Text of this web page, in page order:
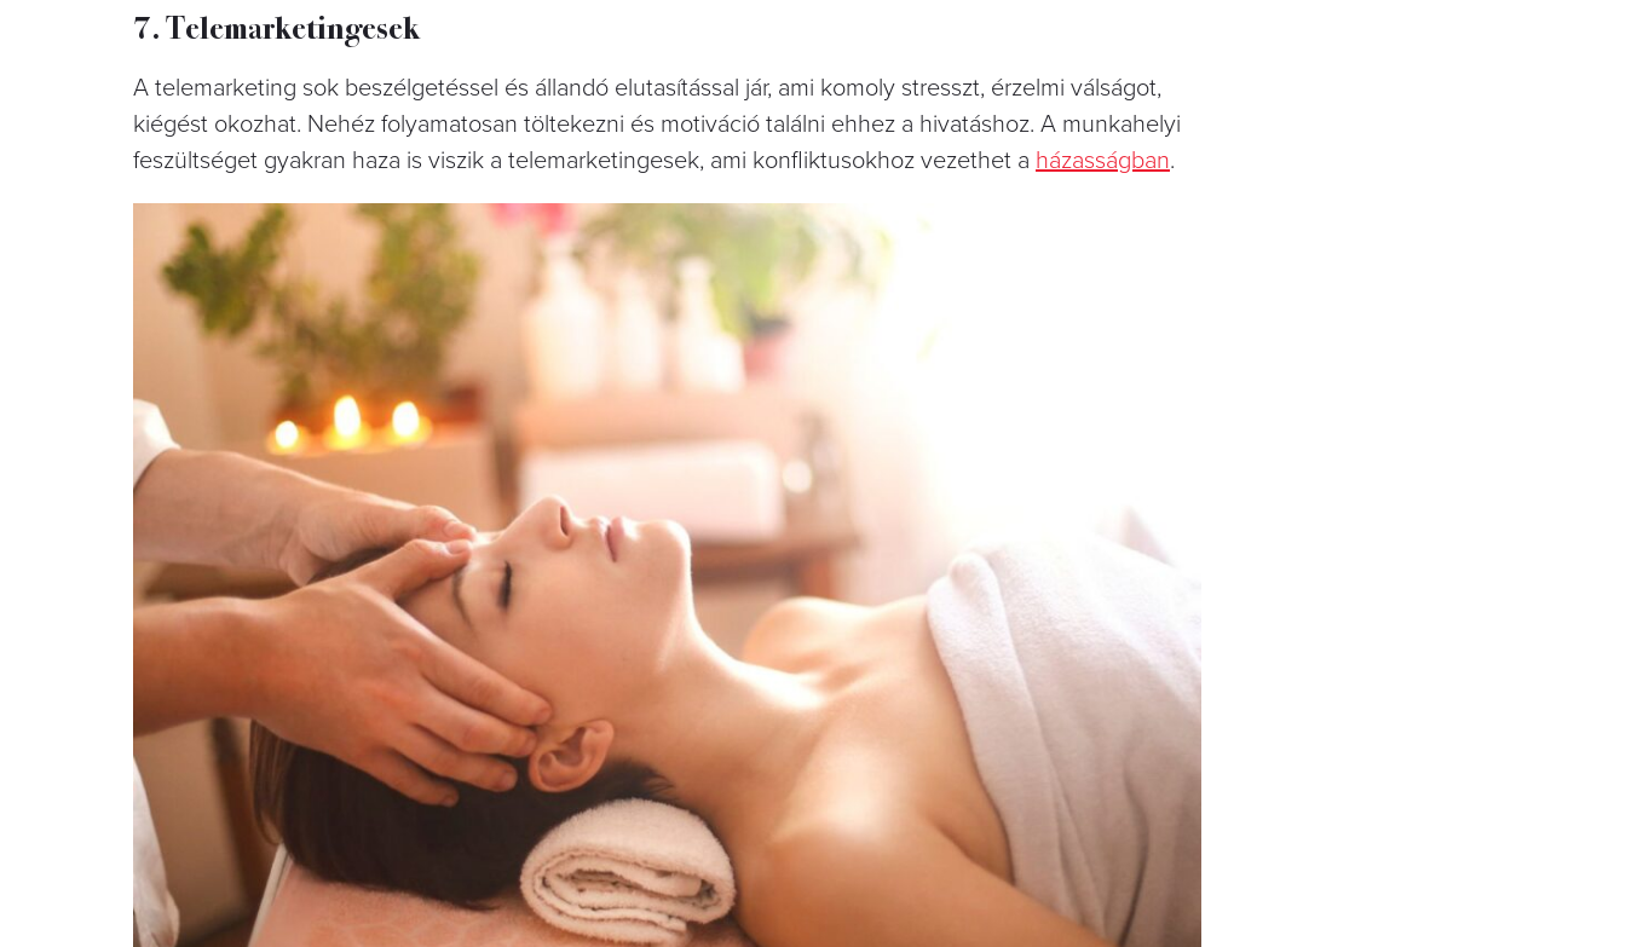
7. Telemarketingesek
A telemarketing sok beszélgetéssel és állandó elutasítással jár, ami komoly stresszt, érzelmi válságot,
kiégést okozhat. Nehéz folyamatosan töltekezni és motiváció találni ehhez a hivatáshoz. A munkahelyi
feszültséget gyakran haza is viszik a telemarketingesek, ami konfliktusokhoz vezethet a házasságban.